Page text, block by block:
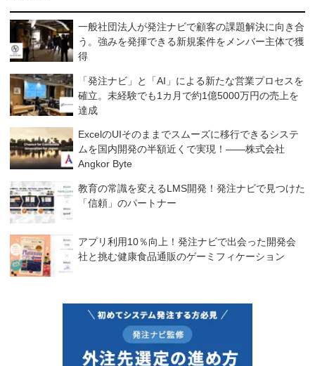
一般社団法人が発注ナビで顧客の課題解決に向き合
う。強みを発揮できる新規案件をメンバー主体で獲
得
「発注ナビ」と「AI」による新たな営業プロセスを
確立。未経験でも1カ月で約1億5000万円の売上を
達成
ExcelのUIそのままでスムーズに移行できるシステ
ムを国内開発の半額近くで実現！――株式会社
Angkor Byte
教育の常識を変えるLMS開発！発注ナビで見つけた
「信頼」のパートナー
アプリ利用10％向上！発注ナビで出会った開発会
社と挑む健康食品通販のゲーミフィケーション